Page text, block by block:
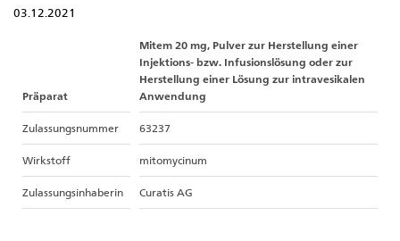
03.12.2021
Präparat
Mitem 20 mg, Pulver zur Herstellung einer
Injektions- bzw. Infusionslösung oder zur
Herstellung einer Lösung zur intravesikalen
Anwendung
Zulassungsnummer 63237
Wirkstoff mitomycinum
Zulassungsinhaberin Curatis AG